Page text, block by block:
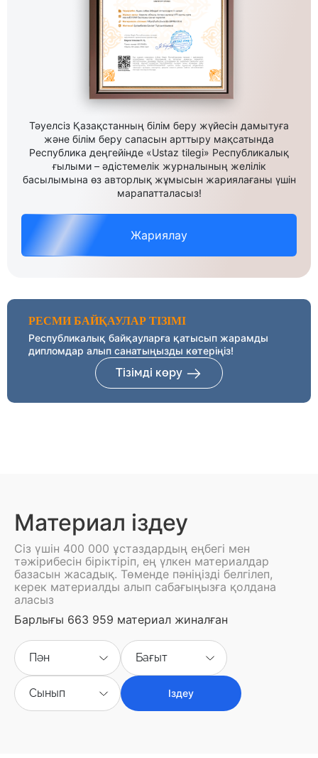
Тәуелсіз Қазақстанның білім беру жүйесін дамытуға
және білім беру сапасын арттыру мақсатында
Республика деңгейінде «Ustaz tilegi» Республикалық
ғылыми – әдістемелік журналының желілік
басылымына өз авторлық жұмысын жариялағаны үшін
марапатталасыз!
Жариялау
РЕСМИ БАЙҚАУЛАР ТІЗІМІ
Республикалық байқауларға қатысып жарамды
дипломдар алып санатыңызды көтеріңіз!
Тізімді көру
Материал іздеу
Сіз үшін 400 000 ұстаздардың еңбегі мен
тәжірибесін біріктіріп, ең үлкен материалдар
базасын жасадық. Төменде пәніңізді белгілеп,
керек материалды алып сабағыңызға қолдана
аласыз
Барлығы 663 959 материал жиналған
Пән Бағыт
Сынып Іздеу